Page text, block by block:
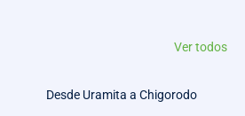
Ver todos
Desde Uramita a Chigorodo